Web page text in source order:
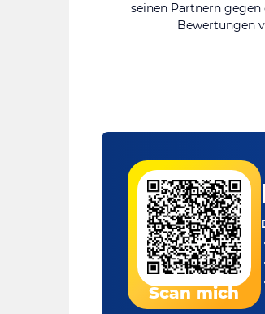
seinen Partnern gegen
Bewertungen
Scan mich